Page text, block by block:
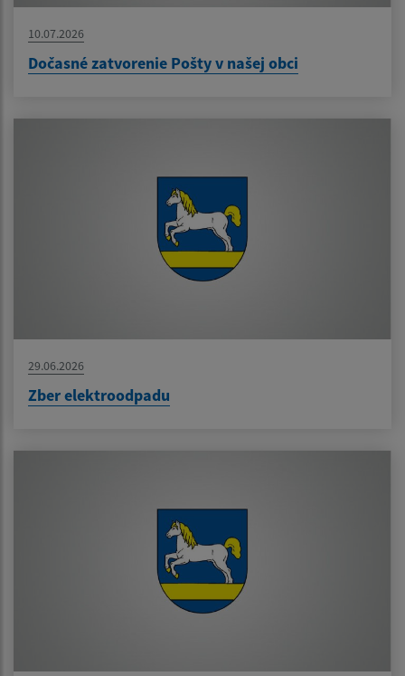
10.07.2026
Dočasné zatvorenie Pošty v našej obci
29.06.2026
Zber elektroodpadu